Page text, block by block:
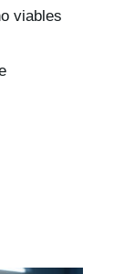
viables